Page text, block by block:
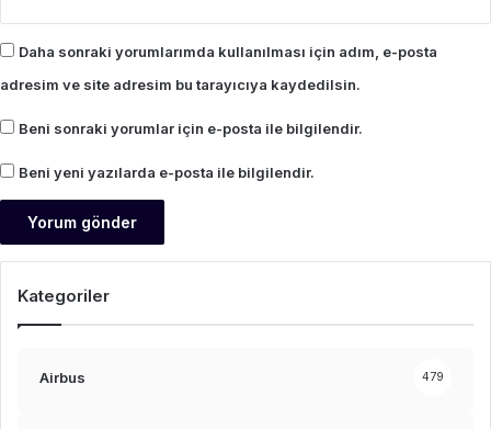
Daha sonraki yorumlarımda kullanılması için adım, e-posta
adresim ve site adresim bu tarayıcıya kaydedilsin.
Beni sonraki yorumlar için e-posta ile bilgilendir.
Beni yeni yazılarda e-posta ile bilgilendir.
Kategoriler
Airbus 479